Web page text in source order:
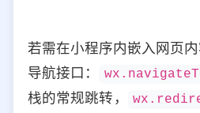
若需在小程序内嵌入网页
导航接口：
栈的常规跳转，